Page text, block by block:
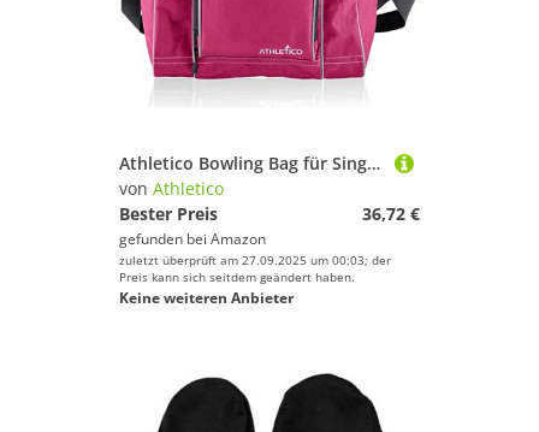
Athletico Bowling Bag für Single Ball - Single Ball Einkaufstasche mit gepolstertem Ballhalter - Für ein Paar Bowlingschuhe bis Herrengröße 14 (Rosa)
von Athletico
Bester Preis
36,72 €
gefunden bei Amazon
zuletzt überprüft am 27.09.2025 um 00:03; der
Preis kann sich seitdem geändert haben.
Keine weiteren Anbieter